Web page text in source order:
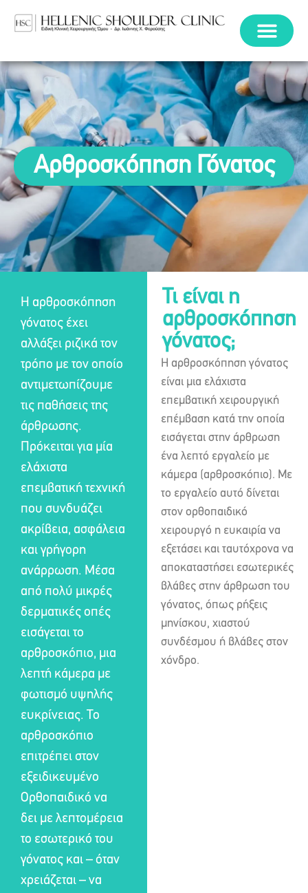
Αρθροσκόπηση Γόνατος
Η αρθροσκόπηση
γόνατος έχει
αλλάξει ριζικά τον
τρόπο με τον οποίο
αντιμετωπίζουμε
τις παθήσεις της
άρθρωσης.
Πρόκειται για μία
ελάχιστα
επεμβατική τεχνική
που συνδυάζει
ακρίβεια, ασφάλεια
και γρήγορη
ανάρρωση. Μέσα
από πολύ μικρές
δερματικές οπές
εισάγεται το
αρθροσκόπιο, μια
λεπτή κάμερα με
φωτισμό υψηλής
ευκρίνειας. Το
αρθροσκόπιο
επιτρέπει στον
εξειδικευμένο
Ορθοπαιδικό να
δει με λεπτομέρεια
το εσωτερικό του
γόνατος και – όταν
χρειάζεται – να
Τι είναι η
αρθροσκόπηση
γόνατος;
Η αρθροσκόπηση γόνατος
είναι μια ελάχιστα
επεμβατική χειρουργική
επέμβαση κατά την οποία
εισάγεται στην άρθρωση
ένα λεπτό εργαλείο με
κάμερα (αρθροσκόπιο). Με
το εργαλείο αυτό δίνεται
στον ορθοπαιδικό
χειρουργό η ευκαιρία να
εξετάσει και ταυτόχρονα να
αποκαταστήσει εσωτερικές
βλάβες στην άρθρωση του
γόνατος, όπως ρήξεις
μηνίσκου, χιαστού
συνδέσμου ή βλάβες στον
χόνδρο.